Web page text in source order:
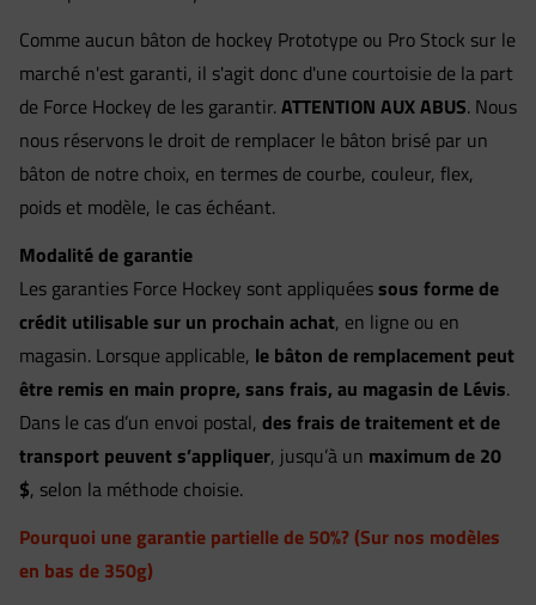
Comme aucun bâton de hockey Prototype ou Pro Stock sur le
marché n'est garanti, il s'agit donc d'une courtoisie de la part
de Force Hockey de les garantir.ATTENTION AUX ABUS. Nous
nous réservons le droit de remplacer le bâton brisé par un
bâton de notre choix, en termes de courbe, couleur, flex,
poids et modèle, le cas échéant.
Modalité de garantie
Les garanties Force Hockey sont appliquéessous forme de
crédit utilisable sur un prochain achat, en ligne ou en
magasin. Lorsque applicable, le bâton de remplacement peut
être remis en main propre, sans frais, au magasin de Lévis.
Dans le cas d’un envoi postal, des frais de traitement et de
transport peuvent s’appliquer, jusqu’à un maximum de 20
$, selon la méthode choisie.
Pourquoi une garantie partielle de 50%? (Sur nos modèles
en bas de 350g)